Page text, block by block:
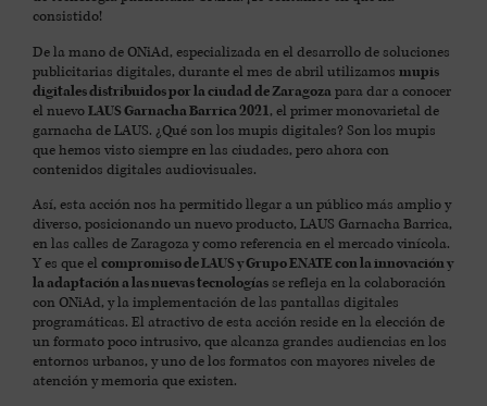
consistido!
De la mano de ONiAd, especializada en el desarrollo de soluciones
publicitarias digitales, durante el mes de abril utilizamos mupis
digitales distribuidos por la ciudad de Zaragozapara dar a conocer
el nuevoLAUS Garnacha Barrica 2021, el primer monovarietal de
garnacha de LAUS. ¿Qué son los mupis digitales? Son los mupis
que hemos visto siempre en las ciudades, pero ahora con
contenidos digitales audiovisuales.
Así, esta acción nos ha permitido llegar a un público más amplio y
diverso, posicionando un nuevo producto, LAUS Garnacha Barrica,
en las calles de Zaragoza y como referencia en el mercado vinícola.
Y es que el compromiso de LAUS y Grupo ENATE con la innovación y
la adaptación a las nuevas tecnologías se refleja en la colaboración
con ONiAd, y la implementación de las pantallas digitales
programáticas. El atractivo de esta acción reside en la elección de
un formato poco intrusivo, que alcanza grandes audiencias en los
entornos urbanos, y uno de los formatos con mayores niveles de
atención y memoria que existen.